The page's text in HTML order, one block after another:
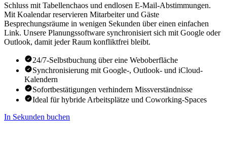
Schluss mit Tabellenchaos und endlosen E-Mail-Abstimmungen.
Mit Koalendar reservieren Mitarbeiter und Gäste
Besprechungsräume in wenigen Sekunden über einen einfachen
Link. Unsere Planungssoftware synchronisiert sich mit Google oder
Outlook, damit jeder Raum konfliktfrei bleibt.
24/7-Selbstbuchung über eine Weboberfläche
Synchronisierung mit Google-, Outlook- und iCloud-
Kalendern
Sofortbestätigungen verhindern Missverständnisse
Ideal für hybride Arbeitsplätze und Coworking-Spaces
In Sekunden buchen